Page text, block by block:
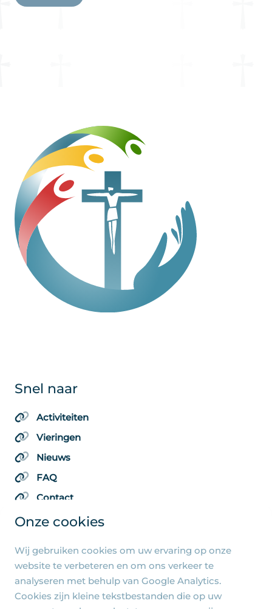
Onze cookies
Wij gebruiken cookies om uw ervaring op onze
website te verbeteren en om ons verkeer te
analyseren met behulp van Google Analytics.
Cookies zijn kleine tekstbestanden die op uw
Snel naar
Activiteiten
Vieringen
Nieuws
FAQ
Contact
Algemene pagina's
Privacy beleid